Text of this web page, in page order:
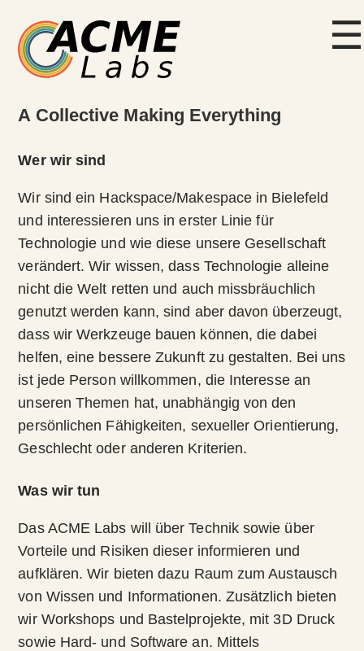
☰
A Collective Making Everything
Wer wir sind
Wir sind ein Hackspace/Makespace in Bielefeld
und interessieren uns in erster Linie für
Technologie und wie diese unsere Gesellschaft
verändert. Wir wissen, dass Technologie alleine
nicht die Welt retten und auch missbräuchlich
genutzt werden kann, sind aber davon überzeugt,
dass wir Werkzeuge bauen können, die dabei
helfen, eine bessere Zukunft zu gestalten. Bei uns
ist jede Person willkommen, die Interesse an
unseren Themen hat, unabhängig von den
persönlichen Fähigkeiten, sexueller Orientierung,
Geschlecht oder anderen Kriterien.
Was wir tun
Das ACME Labs will über Technik sowie über
Vorteile und Risiken dieser informieren und
aufklären. Wir bieten dazu Raum zum Austausch
von Wissen und Informationen. Zusätzlich bieten
wir Workshops und Bastelprojekte, mit 3D Druck
sowie Hard- und Software an. Mittels